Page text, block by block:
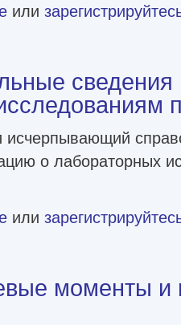
медицинский справочник.
или
сведения
о лабораторных
сведения по лабораторным
или
моменты и